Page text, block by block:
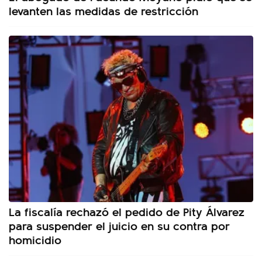
levanten las medidas de restricción
La fiscalía rechazó el pedido de Pity Álvarez
para suspender el juicio en su contra por
homicidio